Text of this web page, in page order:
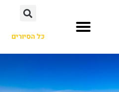
כל הסיורים